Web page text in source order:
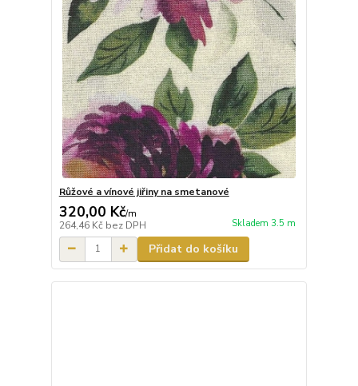
Růžové a vínové jiřiny na smetanové
320,00 Kč/m
264,46 Kč bez DPH Skladem 3.5 m
Přidat do košíku